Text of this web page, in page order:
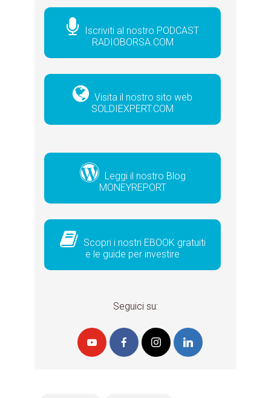
Iscriviti al nostro PODCAST
RADIOBORSA.COM
Visita il nostro sito web
SOLDIEXPERT.COM
Leggi il nostro Blog
MONEYREPORT
Scopri i nostri EBOOK gratuiti
e le guide per investire
Seguici su: